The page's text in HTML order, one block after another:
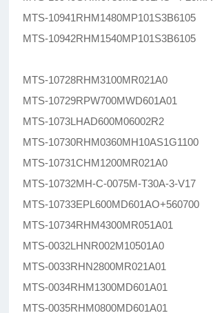
MTS-10941RHM1480MP101S3B6105
MTS-10942RHM1540MP101S3B6105
MTS-10728RHM3100MR021A0
MTS-10729RPW700MWD601A01
MTS-1073LHAD600M06002R2
MTS-10730RHM0360MH10AS1G1100
MTS-10731CHM1200MR021A0
MTS-10732MH-C-0075M-T30A-3-V17
MTS-10733EPL600MD601AO+560700
MTS-10734RHM4300MR051A01
MTS-0032LHNR002M10501A0
MTS-0033RHN2800MR021A01
MTS-0034RHM1300MD601A01
MTS-0035RHM0800MD601A01